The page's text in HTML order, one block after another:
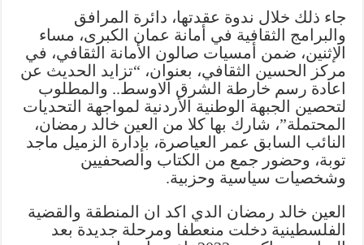
جاء ذلك خلال ندوة عقدتها، دائرة المرافق
والبرامج الثقافية في أمانة عمان الكبرى، مساء
الإثنين، ضمن أمسيات صالون الأمانة الثقافي، في
مركز الحسين الثقافي، بعنوان، “تزايد الحديث عن
اعادة رسم خارطة الشرق الاوسط.. والمطلوب
لتحصين الجبهة الوطنية الأردنية لمواجهة التحديات
المحتملة”، شارك بها كلا من العين خالد رمضان،
النائب السابق عمر العياصرة، بإدارة الزميل ماجد
توبة، وحضور جمع من الكتاب والصحفيين
وشخصيات سياسية وحزبية.
العين خالد رمضان الدي اكد ان المنطقة والقضية
الفلسطينية دخلت منعطفا ومرحلة جديدة بعد